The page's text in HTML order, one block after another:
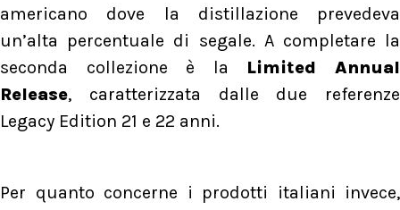
americano dove la distillazione prevedeva
un’alta percentuale di segale. A completare la
seconda collezione è la Limited Annual
Release, caratterizzata dalle due referenze
Legacy Edition 21 e 22 anni.
Per quanto concerne i prodotti italiani invece,